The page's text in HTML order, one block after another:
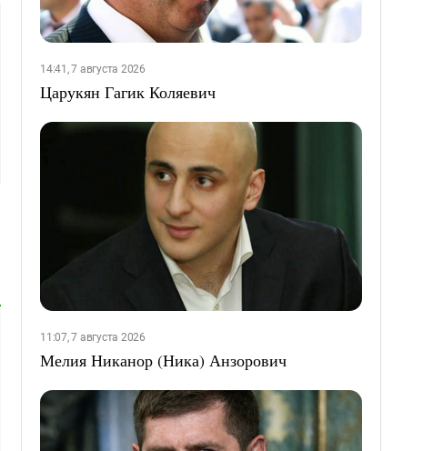
14:41, 7 августа 2026
Царукян Гагик Коляевич
11:07, 7 августа 2026
Мелия Никанор (Ника) Анзорович